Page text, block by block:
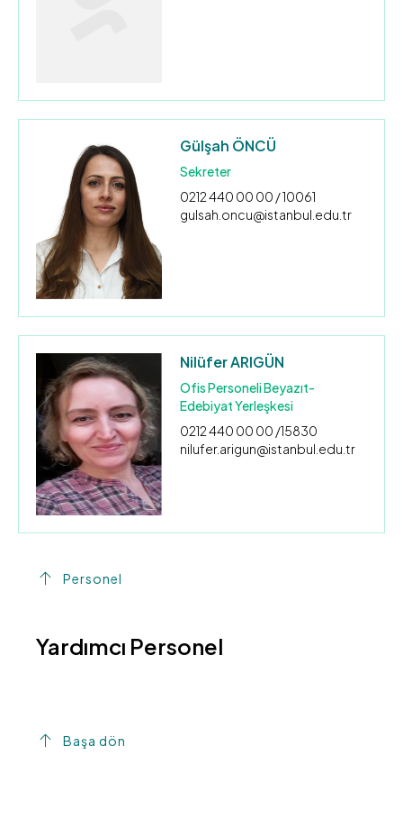
Gülşah ÖNCÜ
Sekreter
0212 440 00 00 / 10061
gulsah.oncu@istanbul.edu.tr
Nilüfer ARIGÜN
Ofis Personeli Beyazıt-
Edebiyat Yerleşkesi
0212 440 00 00 /15830
nilufer.arigun@istanbul.edu.tr
Personel
Yardımcı Personel
Başa dön